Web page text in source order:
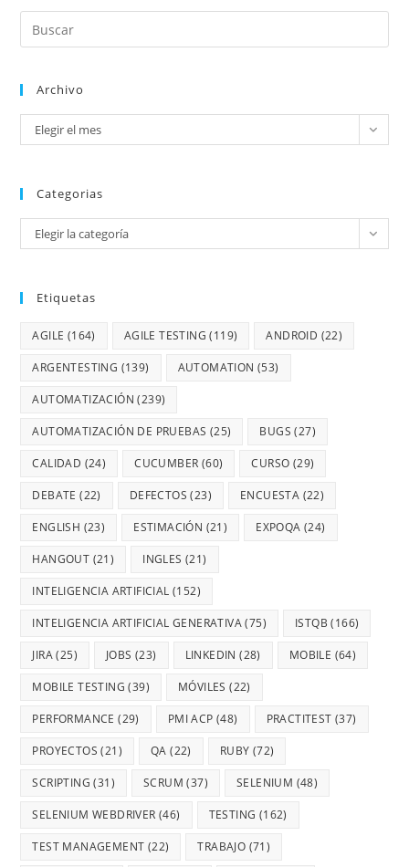
Archivo
Elegir el mes
Categorias
Elegir la categoría
Etiquetas
AGILE (164) AGILE TESTING (119) ANDROID (22)
ARGENTESTING (139) AUTOMATION (53)
AUTOMATIZACIÓN (239)
AUTOMATIZACIÓN DE PRUEBAS (25) BUGS (27)
CALIDAD (24) CUCUMBER (60) CURSO (29)
DEBATE (22) DEFECTOS (23) ENCUESTA (22)
ENGLISH (23) ESTIMACIÓN (21) EXPOQA (24)
HANGOUT (21) INGLES (21)
INTELIGENCIA ARTIFICIAL (152)
INTELIGENCIA ARTIFICIAL GENERATIVA(75) ISTQB (166)
JIRA(25) JOBS (23) LINKEDIN (28) MOBILE (64)
MOBILE TESTING (39) MÓVILES (22)
PERFORMANCE (29) PMI ACP (48) PRACTITEST (37)
PROYECTOS (21) QA (22) RUBY (72)
SCRIPTING (31) SCRUM (37) SELENIUM (48)
SELENIUM WEBDRIVER (46) TESTING (162)
TEST MANAGEMENT (22) TRABAJO (71)